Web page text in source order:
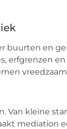
buurten en
erfgrenzen
Van kleine
mediation